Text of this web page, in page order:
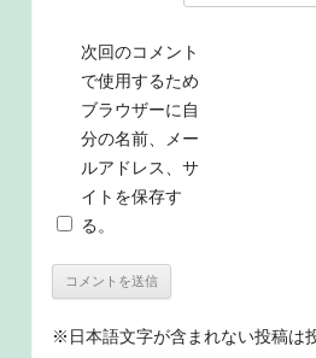
次回のコメント
で使用するため
ブラウザーに自
分の名前、メー
ルアドレス、サ
イトを保存す
る。
※日本語文字が含まれない投稿は